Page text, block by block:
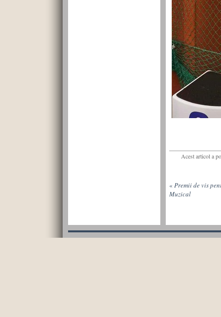
Acest articol a
« Premii de vis
Muzical